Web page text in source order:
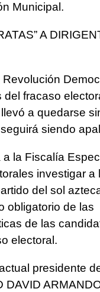
Municipal.
A
Revolución
fracaso
a quedarse
siendo
a la Fiscalía
investigar a
del sol
obligatorio de las
de las
electoral.
presidente
DAVID